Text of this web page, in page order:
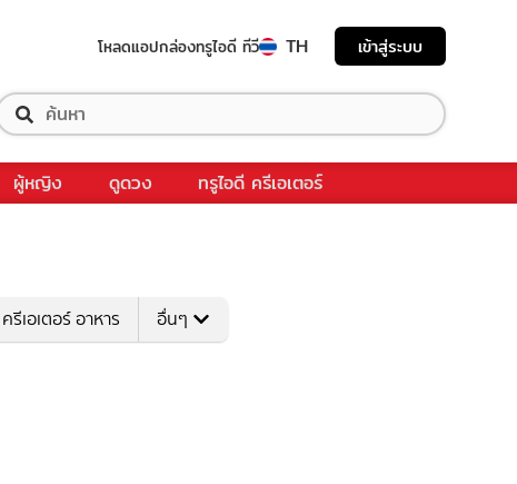
โหลดแอปกล่องทรูไอดี ทีวี TH เข้าสู่ระบบ
ผู้หญิง ดูดวง ทรูไอดี ครีเอเตอร์
ครีเอเตอร์ อาหาร อื่นๆ